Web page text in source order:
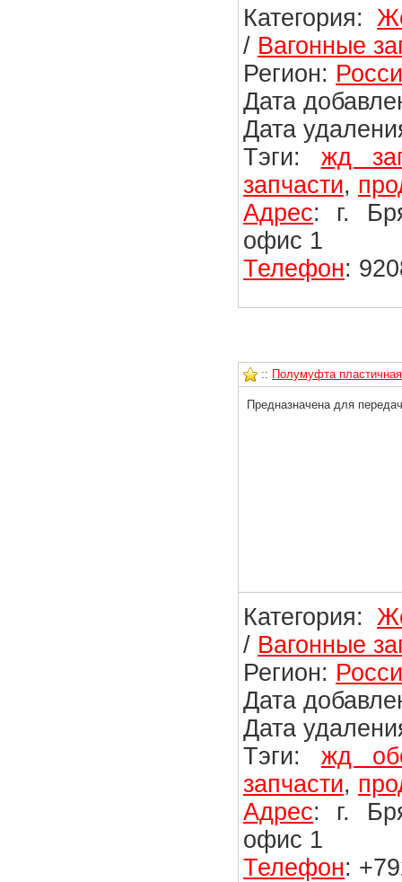
Категория:
/ Вагонные
Регион:
Дата
Дата
Тэги: жд
запчасти,
Адрес: г.
офис 1
Телефон:
:: Полумуфта
Предназначена для
Категория:
/ Вагонные
Регион:
Дата
Дата
Тэги: жд
запчасти,
Адрес: г.
офис 1
Телефон: